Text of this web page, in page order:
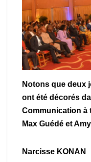
Notons que deux
ont été décorés
Communication à
Max Guédé et
Narcisse KONAN